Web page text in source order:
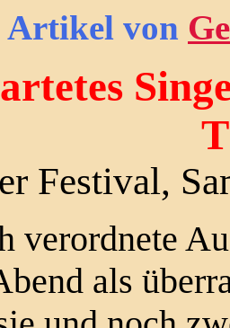
Artikel von
Festival,
verordnete
als